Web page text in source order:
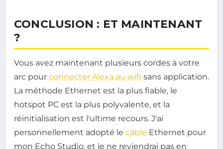
CONCLUSION : ET MAINTENANT
?
Vous avez maintenant plusieurs cordes à votre
arc pour connecter Alexa au wifi sans application.
La méthode Ethernet est la plus fiable, le
hotspot PC est la plus polyvalente, et la
réinitialisation est l'ultime recours. J'ai
personnellement adopté le câble Ethernet pour
mon Echo Studio, et je ne reviendrai pas en